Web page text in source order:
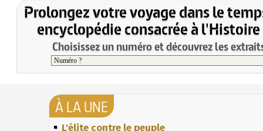
Prolongez votre voyage dans le
encyclopédie consacrée à l'Histoire
Choisissez un numéro et découvrez les
À LA UNE
L'élite contre le peuple